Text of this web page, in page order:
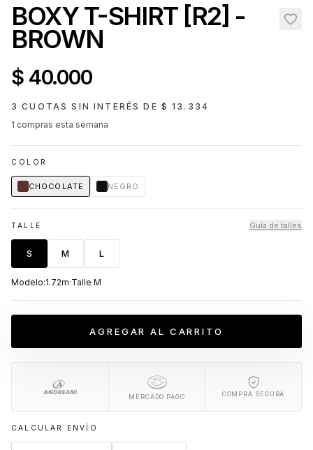
BOXY T-SHIRT [R2] -
BROWN
$ 40.000
3 CUOTAS SIN INTERÉS DE $ 13.334
1 compras esta semana
COLOR
CHOCOLATE NEGRO
TALLE Guía de talles
S M L
Modelo:1.72m·Talle M
AGREGAR AL CARRITO
MERCADO PAGO COMPRA SEGURA
CALCULAR ENVÍO